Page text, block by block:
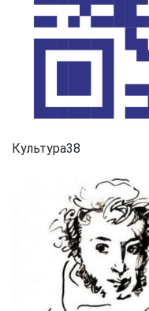
Культура38